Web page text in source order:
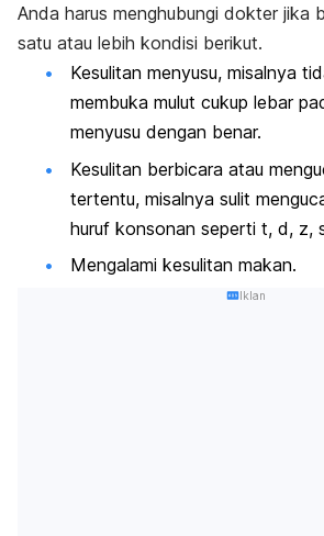
Anda harus menghubungi dokter jika
satu atau lebih kondisi berikut.
Kesulitan menyusu, misalnya
membuka mulut cukup lebar
menyusu dengan benar.
Kesulitan berbicara atau
tertentu, misalnya sulit
huruf konsonan seperti t, d, z,
Mengalami kesulitan makan.
Iklan